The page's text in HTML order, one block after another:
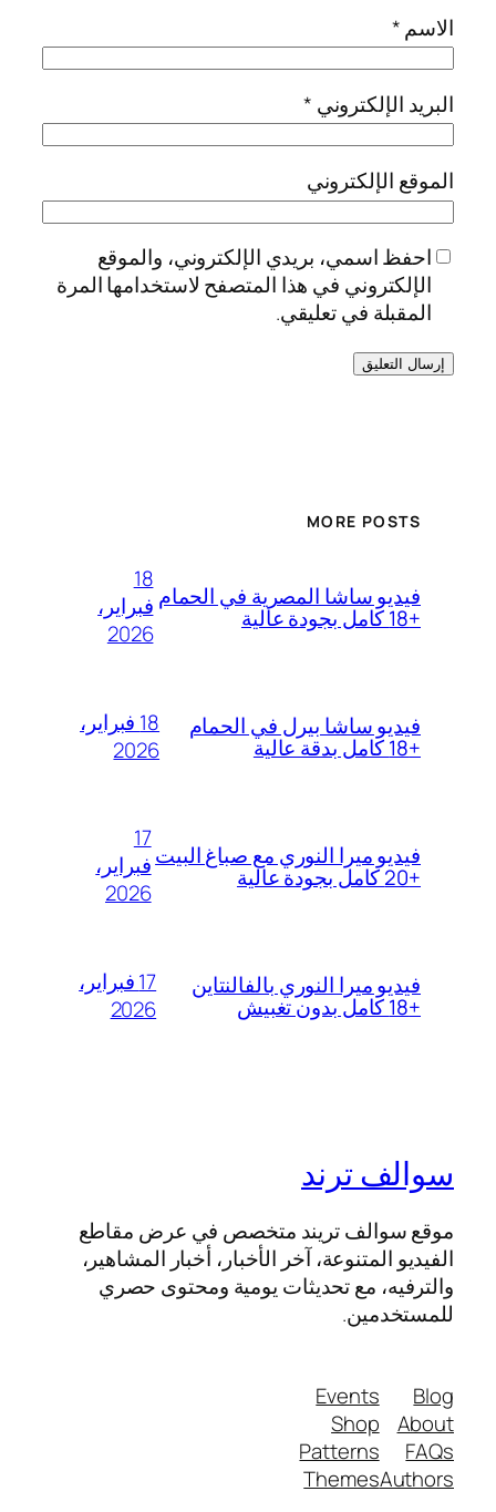
الاسم*
البريد الإلكتروني *
الموقع الإلكتروني
احفظ اسمي، بريدي الإلكتروني، والموقع
الإلكتروني في هذا المتصفح لاستخدامها المرة
المقبلة في تعليقي.
MORE POSTS
فيديو ساشا المصرية في الحمام
+18 كامل بجودة عالية
18
فبراير،
2026
فيديو ساشا بيرل في الحمام
+18 كامل بدقة عالية
18 فبراير،
2026
فيديو ميرا النوري مع صباغ البيت
+20 كامل بجودة عالية
17
فبراير،
2026
فيديو ميرا النوري بالفالنتاين
+18 كامل بدون تغبيش
17 فبراير،
2026
سوالف ترند
موقع سوالف تريند متخصص في عرض مقاطع
الفيديو المتنوعة، آخر الأخبار، أخبار المشاهير،
والترفيه، مع تحديثات يومية ومحتوى حصري
للمستخدمين.
Blog
About
FAQs
Authors
Events
Shop
Patterns
Themes